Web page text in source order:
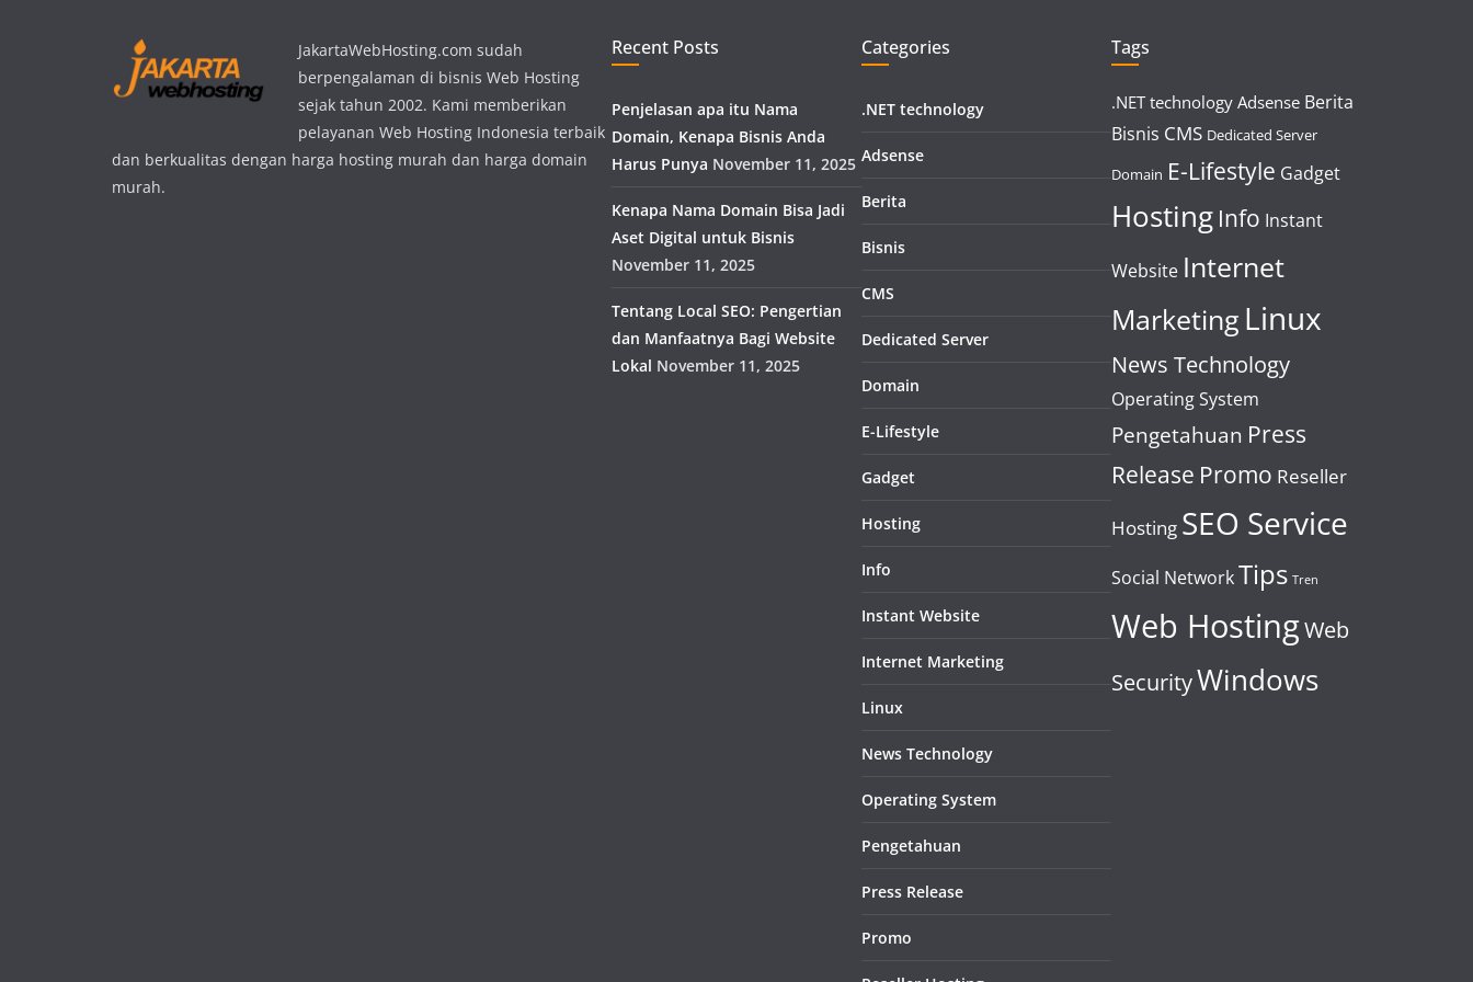
JakartaWebHosting.com sudah
berpengalaman di bisnis Web Hosting
sejak tahun 2002. Kami memberikan
pelayanan Web Hosting Indonesia terbaik
dan berkualitas dengan harga hosting murah dan harga domain
murah.
Recent Posts
Penjelasan apa itu Nama
Domain, Kenapa Bisnis Anda
Harus Punya November 11, 2025
Kenapa Nama Domain Bisa Jadi
Aset Digital untuk Bisnis
November 11, 2025
Tentang Local SEO: Pengertian
dan Manfaatnya Bagi Website
Lokal November 11, 2025
Categories
.NET technology
Adsense
Berita
Bisnis
CMS
Dedicated Server
Domain
E-Lifestyle
Gadget
Hosting
Info
Instant Website
Internet Marketing
Linux
News Technology
Operating System
Pengetahuan
Press Release
Promo
Tags
.NET technology Adsense Berita
Bisnis CMS Dedicated Server
Domain E-Lifestyle Gadget
Hosting Info Instant
Website Internet
Marketing Linux
News Technology
Operating System
Pengetahuan Press
Release Promo Reseller
Hosting SEO Service
Social NetworkTips Tren
Web HostingWeb
SecurityWindows